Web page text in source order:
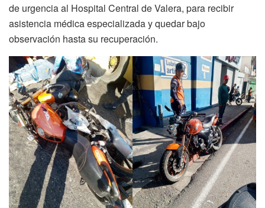
de urgencia al Hospital Central de Valera, para recibir
asistencia médica especializada y quedar bajo
observación hasta su recuperación.